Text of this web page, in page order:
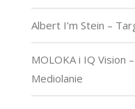
Albert I’m Stein –
MOLOKA i IQ Vision
Mediolanie